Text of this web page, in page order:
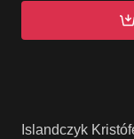
Islandczyk